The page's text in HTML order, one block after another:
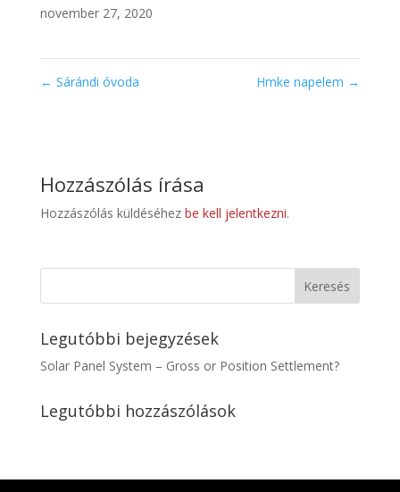
november 27, 2020
← Sárándi óvoda Hmke napelem →
Hozzászólás írása
Hozzászólás küldéséhez be kell jelentkezni.
Legutóbbi bejegyzések
Solar Panel System – Gross or Position Settlement?
Legutóbbi hozzászólások